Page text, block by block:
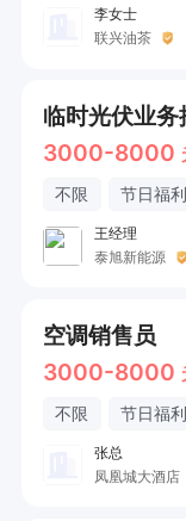
李女士
联兴油茶
临时光伏业务
3000-8000
不限 节日福利
王经理
泰旭新能源
空调销售员
3000-8000
不限 节日福利
张总
凤凰城大酒店